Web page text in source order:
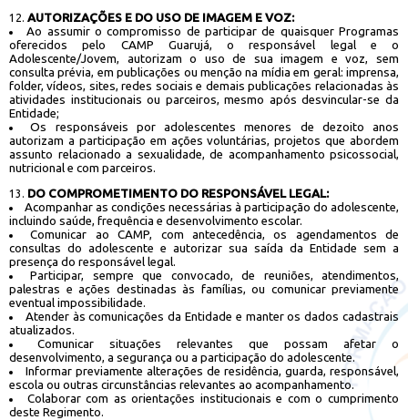
AUTORIZAÇÕES E DO USO DE IMAGEM E VOZ:
Ao assumir o compromisso de participar de quaisquer Programas
oferecidos pelo CAMP Guarujá, o responsável legal e o
Adolescente/Jovem, autorizam o uso de sua imagem e voz, sem
consulta prévia, em publicações ou menção na mídia em geral: imprensa,
folder, vídeos, sites, redes sociais e demais publicações relacionadas às
atividades institucionais ou parceiros, mesmo após desvincular-se da
Entidade;
Os responsáveis por adolescentes menores de dezoito anos
autorizam a participação em ações voluntárias, projetos que abordem
assunto relacionado a sexualidade, de acompanhamento psicossocial,
nutricional e com parceiros.
DO COMPROMETIMENTO DO RESPONSÁVEL LEGAL:
Acompanhar as condições necessárias à participação do adolescente,
incluindo saúde, frequência e desenvolvimento escolar.
Comunicar ao CAMP, com antecedência, os agendamentos de
consultas do adolescente e autorizar sua saída da Entidade sem a
presença do responsável legal.
Participar, sempre que convocado, de reuniões, atendimentos,
palestras e ações destinadas às famílias, ou comunicar previamente
eventual impossibilidade.
Atender às comunicações da Entidade e manter os dados cadastrais
atualizados.
Comunicar situações relevantes que possam afetar o
desenvolvimento, a segurança ou a participação do adolescente.
Informar previamente alterações de residência, guarda, responsável,
escola ou outras circunstâncias relevantes ao acompanhamento.
Colaborar com as orientações institucionais e com o cumprimento
deste Regimento.